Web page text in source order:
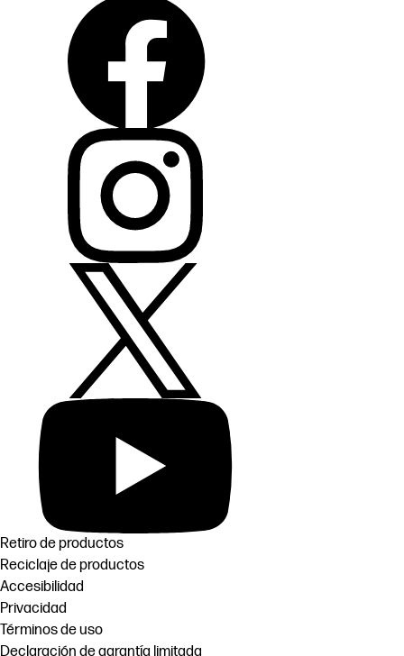
Retiro de productos
Reciclaje de productos
Accesibilidad
Privacidad
Términos de uso
Declaración de garantía limitada